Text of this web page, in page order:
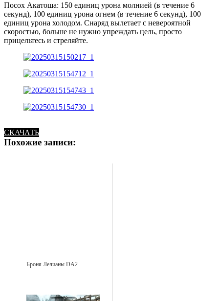
Посох Акатоша: 150 единиц урона молнией (в течение 6
секунд), 100 единиц урона огнем (в течение 6 секунд), 100
единиц урона холодом. Снаряд вылетает с невероятной
скоростью, больше не нужно упреждать цель, просто
прицельтесь и стреляйте.
СКАЧАТЬ
Похожие записи:
Броня Лелианы DA2